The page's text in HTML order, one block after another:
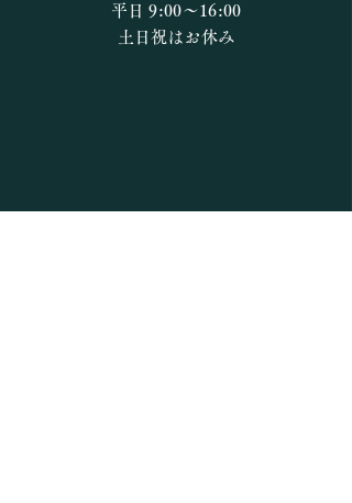
平日 9:00〜16:00
​​土日祝はお休み